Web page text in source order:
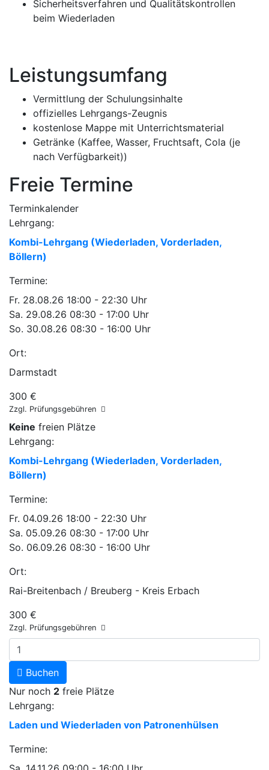
Sicherheitsverfahren und Qualitätskontrollen
beim Wiederladen
Leistungsumfang
Vermittlung der Schulungsinhalte
offizielles Lehrgangs-Zeugnis
kostenlose Mappe mit Unterrichtsmaterial
Getränke (Kaffee, Wasser, Fruchtsaft, Cola (je
nach Verfügbarkeit))
Freie Termine
Terminkalender
Lehrgang:
Kombi-Lehrgang (Wiederladen, Vorderladen,
Böllern)
Termine:
Fr. 28.08.26 18:00 - 22:30 Uhr
Sa. 29.08.26 08:30 - 17:00 Uhr
So. 30.08.26 08:30 - 16:00 Uhr
Ort:
Darmstadt
300 €
Zzgl. Prüfungsgebühren
Keine freien Plätze
Lehrgang:
Kombi-Lehrgang (Wiederladen, Vorderladen,
Böllern)
Termine:
Fr. 04.09.26 18:00 - 22:30 Uhr
Sa. 05.09.26 08:30 - 17:00 Uhr
So. 06.09.26 08:30 - 16:00 Uhr
Ort:
Rai-Breitenbach / Breuberg - Kreis Erbach
300 €
Zzgl. Prüfungsgebühren
Buchen
Nur noch 2 freie Plätze
Lehrgang:
Laden und Wiederladen von Patronenhülsen
Termine: